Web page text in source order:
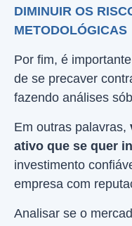
DIMINUIR OS
METODOLÓGICAS
Por fim, é
de se precaver
fazendo análises
Em outras palavras,
ativo que se quer
investimento
empresa com
Analisar se o